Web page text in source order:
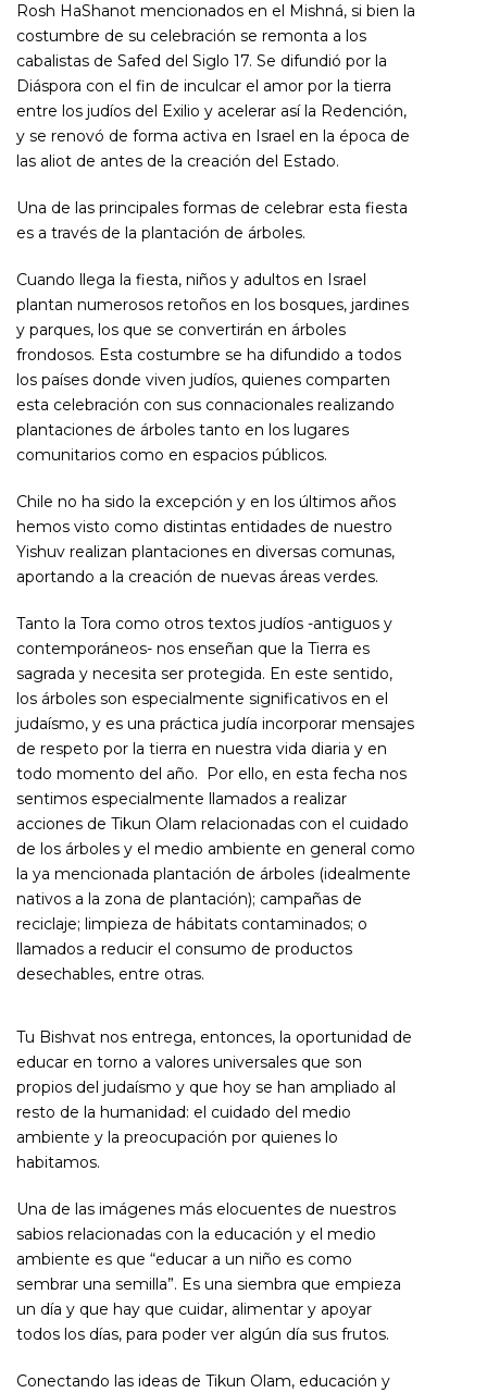
Rosh HaShanot mencionados en el Mishná, si bien la
costumbre de su celebración se remonta a los
cabalistas de Safed del Siglo 17. Se difundió por la
Diáspora con el fin de inculcar el amor por la tierra
entre los judíos del Exilio y acelerar así la Redención,
y se renovó de forma activa en Israel en la época de
las aliot de antes de la creación del Estado.
Una de las principales formas de celebrar esta fiesta
es a través de la plantación de árboles.
Cuando llega la fiesta, niños y adultos en Israel
plantan numerosos retoños en los bosques, jardines
y parques, los que se convertirán en árboles
frondosos. Esta costumbre se ha difundido a todos
los países donde viven judíos, quienes comparten
esta celebración con sus connacionales realizando
plantaciones de árboles tanto en los lugares
comunitarios como en espacios públicos.
Chile no ha sido la excepción y en los últimos años
hemos visto como distintas entidades de nuestro
Yishuv realizan plantaciones en diversas comunas,
aportando a la creación de nuevas áreas verdes.
Tanto la Tora como otros textos judíos -antiguos y
contemporáneos- nos enseñan que la Tierra es
sagrada y necesita ser protegida. En este sentido,
los árboles son especialmente significativos en el
judaísmo, y es una práctica judía incorporar mensajes
de respeto por la tierra en nuestra vida diaria y en
todo momento del año. Por ello, en esta fecha nos
sentimos especialmente llamados a realizar
acciones de Tikun Olam relacionadas con el cuidado
de los árboles y el medio ambiente en general como
la ya mencionada plantación de árboles (idealmente
nativos a la zona de plantación); campañas de
reciclaje; limpieza de hábitats contaminados; o
llamados a reducir el consumo de productos
desechables, entre otras.
Tu Bishvat nos entrega, entonces, la oportunidad de
educar en torno a valores universales que son
propios del judaísmo y que hoy se han ampliado al
resto de la humanidad: el cuidado del medio
ambiente y la preocupación por quienes lo
habitamos.
Una de las imágenes más elocuentes de nuestros
sabios relacionadas con la educación y el medio
ambiente es que “educar a un niño es como
sembrar una semilla”. Es una siembra que empieza
un día y que hay que cuidar, alimentar y apoyar
todos los días, para poder ver algún día sus frutos.
Conectando las ideas de Tikun Olam, educación y